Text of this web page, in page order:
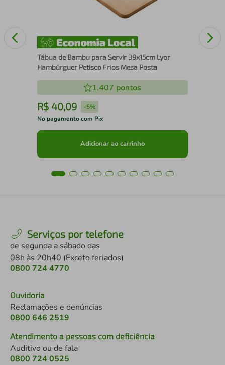
Tábua de Bambu para Servir 39x15cm Lyor
Hambúrguer Petisco Frios Mesa Posta
1.407 pontos
R$ 40,09 -5%
No pagamento com Pix
Adicionar ao carrinho
Serviços por telefone
de segunda a sábado das
08h às 20h40 (Exceto feriados)
0800 724 4770
Ouvidoria
Reclamações e denúncias
0800 646 2519
Atendimento a pessoas com deficiência
Auditivo ou de fala
0800 724 0525